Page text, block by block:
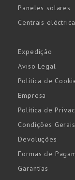
Paneles solares
Centrais
Expedição
Aviso Legal
Política de
Empresa
Política de
Condições
Devoluções
Formas de
Garantías